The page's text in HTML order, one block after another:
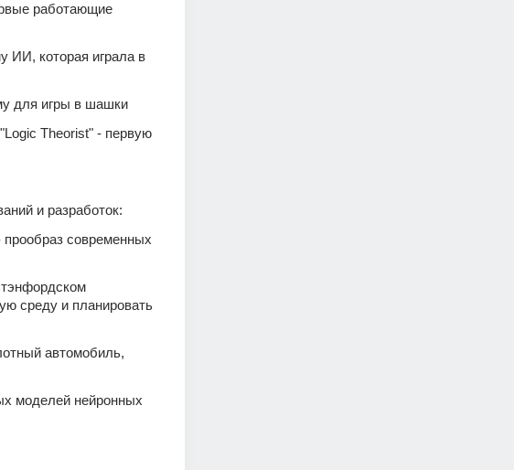
работающие
ИИ, которая играла в
для игры в шашки
Theorist" - первую
и разработок:
современных
среду и планировать
автомобиль,
моделей нейронных